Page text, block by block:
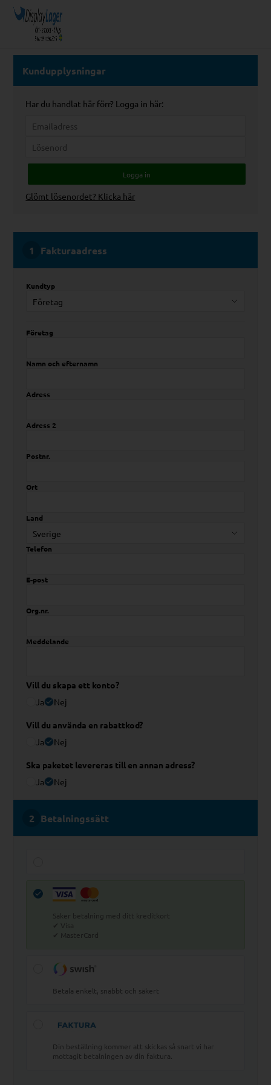
Kundupplysningar
Har du handlat här förr? Logga in här:
Glömt lösenordet? Klicka här
Fakturaadress
Kundtyp
Företag
Namn och efternamn
Adress
Adress 2
Postnr.
Ort
Land
Telefon
E-post
Org.nr.
Meddelande
Vill du skapa ett konto?
Ja
Nej
Vill du använda en rabattkod?
Ja
Nej
Ska paketet levereras till en annan adress?
Ja
Nej
Betalningssätt
Säker betalning med ditt kreditkort
✔ Visa
✔ MasterCard
Betala enkelt, snabbt och säkert
Din beställning kommer att skickas så snart vi har
mottagit betalningen av din faktura.